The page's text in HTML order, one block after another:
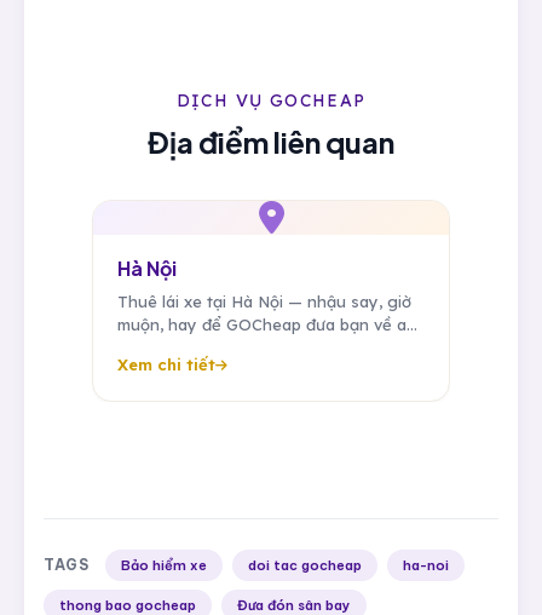
DỊCH VỤ GOCHEAP
Địa điểm liên quan
Hà Nội
Thuê lái xe tại Hà Nội — nhậu say, giờ
muộn, hay để GOCheap đưa bạn về an
sân bay, sự kiện 24/7.
Xem chi tiết
TAGS Bảo hiểm xe doi tac gocheap ha-noi
thong bao gocheap Đưa đón sân bay